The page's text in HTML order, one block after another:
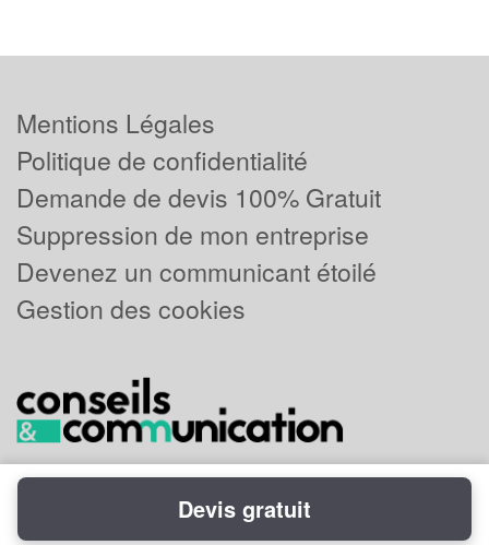
Mentions Légales
Politique de confidentialité
Demande de devis 100% Gratuit
Suppression de mon entreprise
Devenez un communicant étoilé
Gestion des cookies
Powered byPlus que pro
Devis gratuit